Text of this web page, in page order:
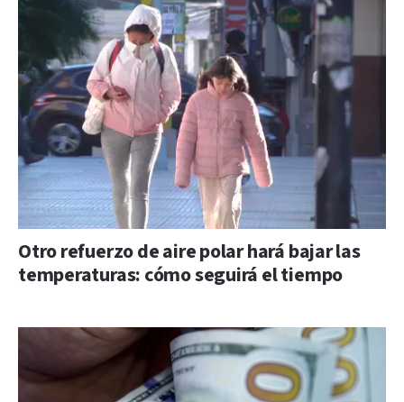
Otro refuerzo de aire polar hará bajar las
temperaturas: cómo seguirá el tiempo